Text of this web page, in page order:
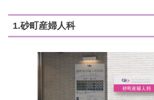
1.砂町産婦人科